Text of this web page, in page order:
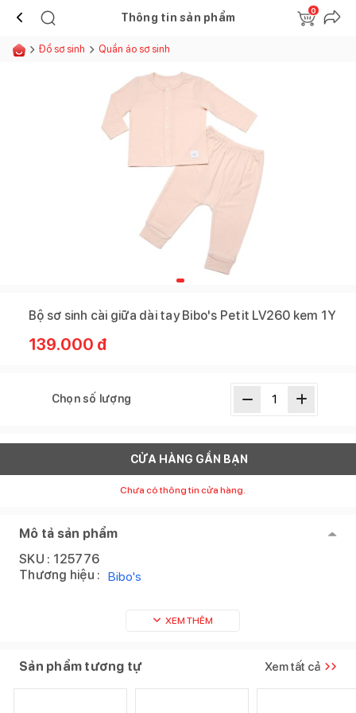
Thông tin sản phẩm
0
Đồ sơ sinh Quần áo sơ sinh
Bộ sơ sinh cài giữa dài tay Bibo's Petit LV260 kem 1Y
139.000 đ
Chọn số lượng
CỬA HÀNG GẦN BẠN
Chưa có thông tin cửa hàng.
Mô tả sản phẩm
SKU : 125776
Thương hiệu : Bibo's
XEM THÊM
Sản phẩm tương tự Xem tất cả